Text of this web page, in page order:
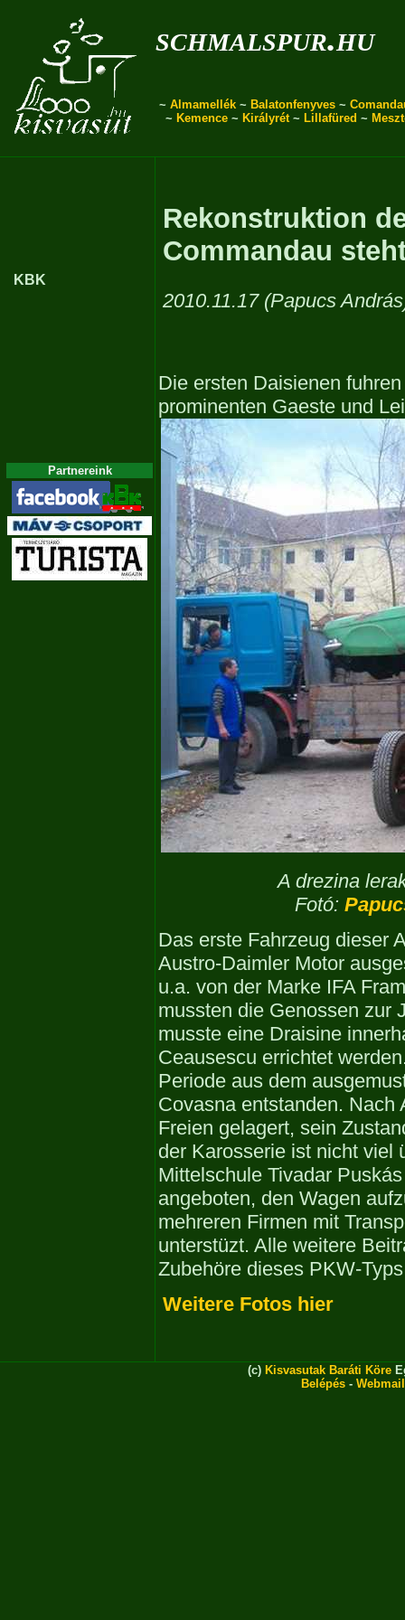
schmalspur.hu
~ Almamellék ~ Balatonfenyves ~
~ Kemence~ Királyrét~ Lillafüred ~
KBK
Partnereink
Rekonstruktion
Commandau
2010.11.17 (Papucs
Die ersten Daisienen
prominenten Gaeste und
A drezina
Fotó:
Das erste Fahrzeug dieser
Austro-Daimler Motor
u.a. von der Marke IFA
mussten die Genossen zur
musste eine Draisine
Ceausescu errichtet
Periode aus dem
Covasna entstanden. Nach
Freien gelagert, sein
der Karosserie ist nicht viel
Mittelschule Tivadar
angeboten, den Wagen
mehreren Firmen mit
unterstüzt. Alle weitere
Zubehöre dieses PKW-
Weitere Fotos hier
(c) Kisvasutak Baráti Köre
Belépés - Webmail